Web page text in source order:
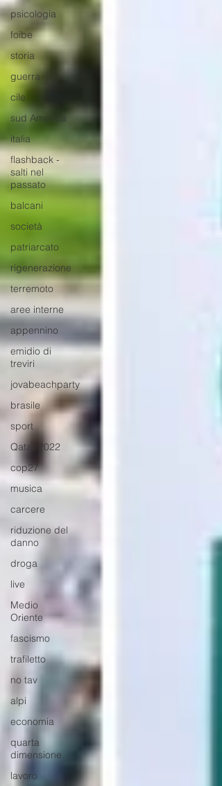
psicologia
foibe
storia
guerra
cile
sud America
italia
flashback -
salti nel
passato
balcani
società
patriarcato
rigenerazione
terremoto
aree interne
appennino
emidio di
treviri
jovabeachparty
brasile
sport
Qatar 2022
cop27
musica
carcere
riduzione del
danno
droga
live
Medio
Oriente
fascismo
trafiletto
no tav
alpi
economia
quarta
dimensione
lavoro